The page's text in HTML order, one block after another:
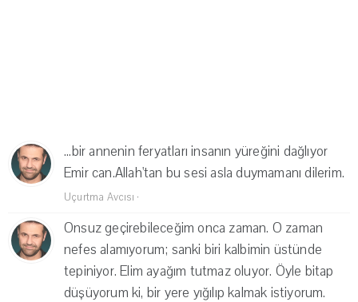
...bir annenin feryatları insanın yüreğini dağlıyor
Emir can.Allah'tan bu sesi asla duymamanı dilerim.
Uçurtma Avcısı ·
Onsuz geçirebileceğim onca zaman. O zaman
nefes alamıyorum; sanki biri kalbimin üstünde
tepiniyor. Elim ayağım tutmaz oluyor. Öyle bitap
düşüyorum ki, bir yere yığılıp kalmak istiyorum.